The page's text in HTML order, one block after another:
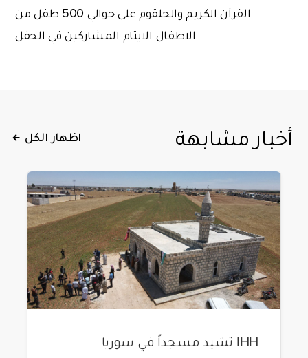
القرآن الكريم والحلقوم على حوالي 500 طفل من
الاطفال الايتام المشاركين في الحفل
أخبار مشابهة اظهار الكل
IHH تشيد مسجداً في سوريا